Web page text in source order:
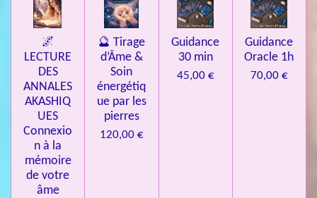
🌌
LECTURE
DES
ANNALES
AKASHIQ
UES
Connexio
n à la
mémoire
de votre
âme
🔮 Tirage
d’Âme &
Soin
énergétiq
ue par les
pierres
120,00 €
Guidance
30 min
45,00 €
Guidance
Oracle 1h
70,00 €